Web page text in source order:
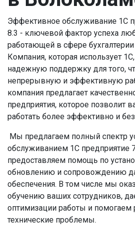
Эффективное обслуживание 1С
8.3 - ключевой фактор успеха
работающей в сфере
Компания, которая использует
надежную поддержку для того,
непрерывную и эффективную
компания предлагает
предприятия, которое позволит
работать более эффективно и
Мы предлагаем полный спектр
обслуживанием 1С предприятие
предоставляем помощь по
обновлению и сопровождению
обеспечения. В том числе мы
обучению ваших сотрудников,
оптимизации работы и помогаем
технические проблемы.